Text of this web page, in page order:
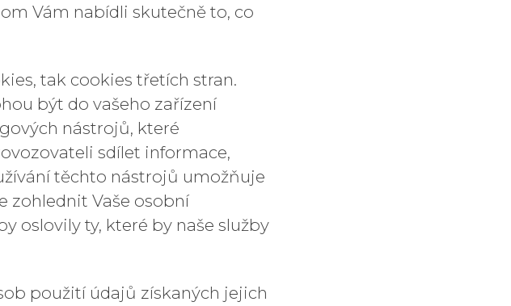
Vám nabídli skutečně to, co
tak cookies třetích stran.
být do vašeho zařízení
nástrojů, které
sdílet informace,
těchto nástrojů umožňuje
zohlednit Vaše osobní
oslovily ty, které by naše služby
použití údajů získaných jejich